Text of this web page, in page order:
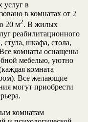
услуг в
в комнатах от 2
20 м2. В жилых
реабилитационного
шкафа, стола,
комнаты оснащены
мебелью, уютно
комната
Все желающие
могут приобрести
комнатам